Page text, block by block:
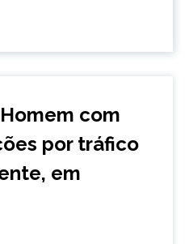
Homem com
por tráfico
em